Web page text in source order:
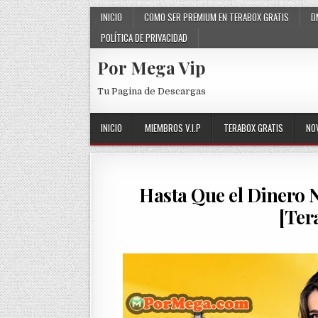
Skip to content INICIO COMO SER PREMIUM EN TERABOX GRATIS
POLÍTICA DE PRIVACIDAD
Por Mega Vip
Tu Pagina de Descargas
INICIO MIEMBROS V.I.P TERABOX GRATIS
Hasta Que el Dinero